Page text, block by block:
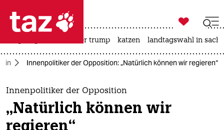
 taz zahl ich
taz zahl ich
themen
politik

taz zahl ich
usa unter trump katzen landtagswahl in
Innenpolitiker der Opposition: „Natürlich können wir regieren“
Innenpolitiker der Opposition
„Natürlich können wir
regieren“